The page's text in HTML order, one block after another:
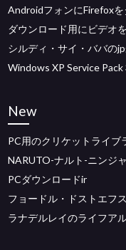
AndroidフォンにFirefox
ダウンロード用にビデオ
シルディ・サイ・ババの
Windows XP Service
New
PC用のクリケットライブ
NARUTO-ナルト-ニンジ
PCダウンロードir
フョードル・ドストエフ
ラナデルレイのライフア